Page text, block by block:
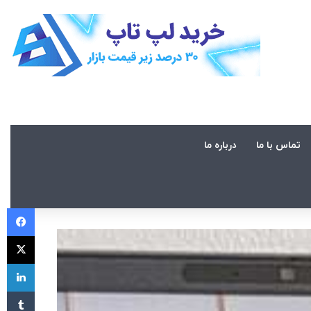
تماس با ما درباره ما
X